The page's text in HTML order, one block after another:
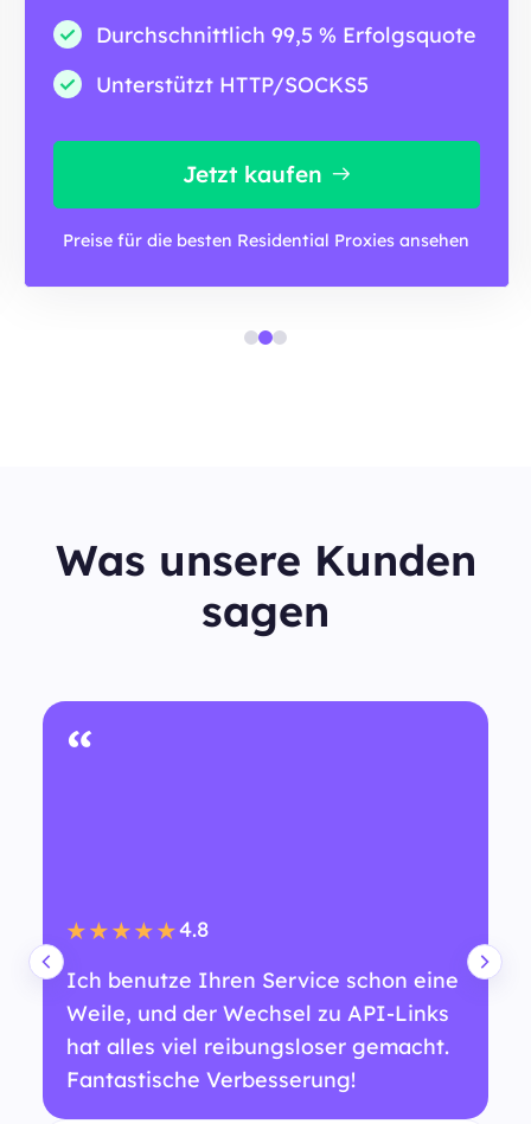
Durchschnittlich 99,5 % Erfolgsquote
Unterstützt HTTP/SOCKS5
Jetzt kaufen
Preise für die besten Residential Proxies ansehen
Was unsere Kunden
sagen
“
★★★★★4.8
Ich benutze Ihren Service schon eine
Weile, und der Wechsel zu API-Links
hat alles viel reibungsloser gemacht.
Fantastische Verbesserung!